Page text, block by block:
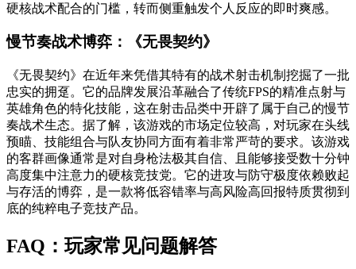
硬核战术配合的门槛，转而侧重触发个人反应的即时爽感。
慢节奏战术博弈：《无畏契约》
《无畏契约》在近年来凭借其特有的战术射击机制挖掘了一批
忠实的拥趸。它的品牌发展沿革融合了传统FPS的精准点射与
英雄角色的特化技能，这在射击品类中开辟了属于自己的慢节
奏战术生态。据了解，该游戏的市场定位较高，对玩家在头线
预瞄、技能组合与队友协同方面有着非常严苛的要求。该游戏
的客群画像通常是对自身枪法极其自信、且能够接受数十分钟
高度集中注意力的硬核竞技党。它的进攻与防守极度依赖败起
与存活的博弈，是一款将低容错率与高风险高回报特质贯彻到
底的纯粹电子竞技产品。
FAQ：玩家常见问题解答